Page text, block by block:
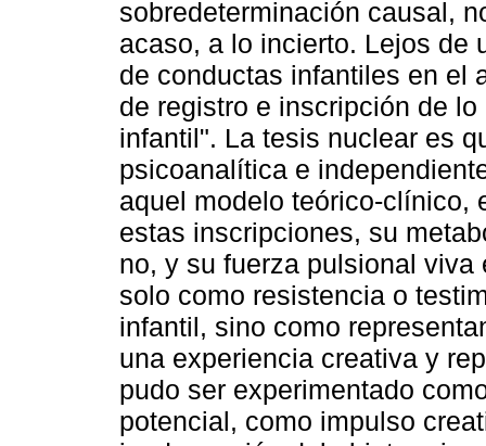
sobredeterminación causal,
acaso, a lo incierto. Lejos de
de conductas infantiles en el
de registro e inscripción de
infantil". La tesis nuclear es
psicoanalítica e
aquel modelo teórico-clínico,
estas inscripciones, su
no, y su fuerza pulsional
solo como resistencia o
infantil, sino como
una experiencia creativa y
pudo ser experimentado
potencial, como impulso